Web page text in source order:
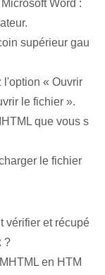
Word :
supérieur gau
l'option « Ouvrir
le fichier ».
que vous s
le fichier
vérifier et récupé
?
en HTM